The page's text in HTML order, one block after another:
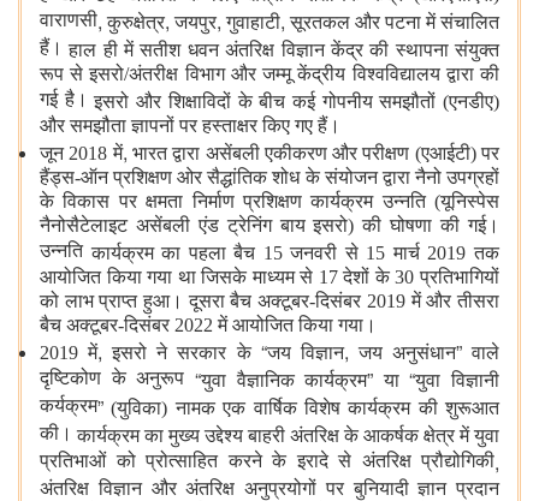
वाराणसी,कुरुक्षेत्र,जयपुर,गुवाहाटी,सूरतकल और पटना में संचालित
हैं। हाल ही में सतीश धवन अंतरिक्ष विज्ञान केंद्र की स्थापना संयुक्त
रूप से इसरो/अंतरीक्ष विभाग और जम्मू केंद्रीय विश्वविद्यालय द्वारा की
गई है। इसरो और शिक्षाविदों के बीच कई गोपनीय समझौतों (एनडीए)
और समझौता ज्ञापनों पर हस्ताक्षर किए गए हैं।
जून 2018 में, भारत द्वारा असेंबली एकीकरण और परीक्षण (एआईटी) पर
हैंड्स-ऑन प्रशिक्षण ओर सैद्धांतिक शोध के संयोजन द्वारा नैनो उपग्रहों
के विकास पर क्षमता निर्माण प्रशिक्षण कार्यक्रम उन्नति (यूनिस्पेस
नैनोसैटेलाइट असेंबली एंड ट्रेनिंग बाय इसरो) की घोषणा की गई।
उन्नति कार्यक्रम का पहला बैच 15 जनवरी से 15 मार्च 2019 तक
आयोजित किया गया था जिसके माध्यम से 17 देशों के 30 प्रतिभागियों
को लाभ प्राप्त हुआ। दूसरा बैच अक्टूबर-दिसंबर 2019 में और तीसरा
बैच अक्टूबर-दिसंबर 2022 में आयोजित किया गया।
2019 में,इसरो ने सरकार के “जय विज्ञान,जय अनुसंधान”वाले
दृष्टिकोण के अनुरूप “युवा वैज्ञानिक कार्यक्रम” या“युवा विज्ञानी
कर्यक्रम” (युविका) नामक एक वार्षिक विशेष कार्यक्रम की शुरूआत
की। कार्यक्रम का मुख्य उद्देश्य बाहरी अंतरिक्ष के आकर्षक क्षेत्र में युवा
प्रतिभाओं को प्रोत्साहित करने के इरादे से अंतरिक्ष प्रौद्योगिकी,
अंतरिक्ष विज्ञान और अंतरिक्ष अनुप्रयोगों पर बुनियादी ज्ञान प्रदान